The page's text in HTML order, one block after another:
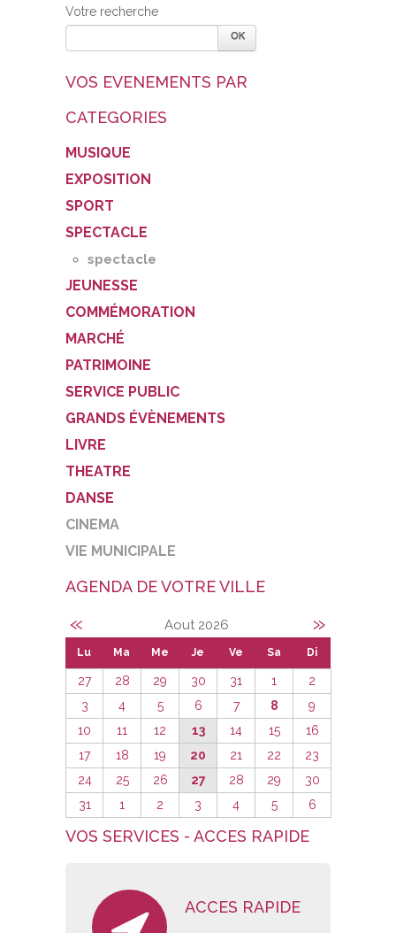
Votre recherche
VOS EVENEMENTS PAR
CATEGORIES
MUSIQUE
EXPOSITION
SPORT
SPECTACLE
spectacle
JEUNESSE
COMMÉMORATION
MARCHÉ
PATRIMOINE
SERVICE PUBLIC
GRANDS ÉVÈNEMENTS
LIVRE
THEATRE
DANSE
CINEMA
VIE MUNICIPALE
AGENDA DE VOTRE VILLE
« Aout 2026 »
Lu Ma Me Je Ve Sa Di
27 28 29 30 31 1
2
3
4 5 6 7 8
9
10
11 12 13 14 15
16
17
18 19 20 21 22
23
24
25 26 27 28 29
30
31
1 2 3 4 5 6
VOS SERVICES - ACCES RAPIDE
ACCES RAPIDE